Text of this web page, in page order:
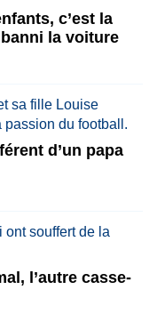
c’est la
la voiture
d’un papa
l’autre casse-